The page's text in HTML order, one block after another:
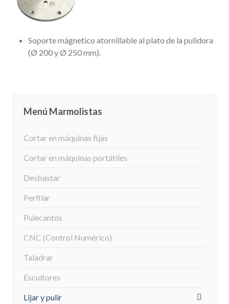
Soporte mágnetico atornillable al plato de la pulidora
(Ø 200 y Ø 250 mm).
Menú Marmolistas
Cortar en máquinas fijas
Cortar en máquinas portátiles
Desbastar
Perfilar
Pulecantos
CNC (Control Numérico)
Taladrar
Escultores
Lijar y pulir